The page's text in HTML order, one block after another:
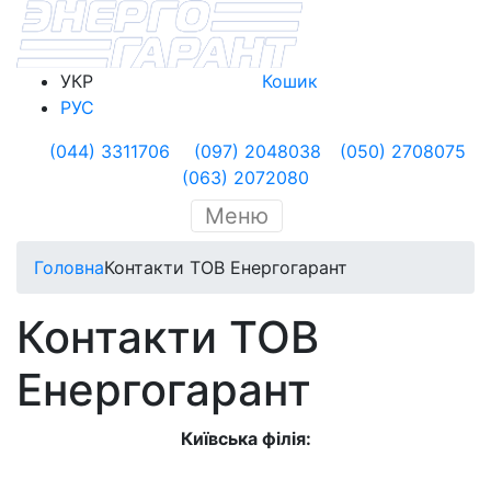
УКР
РУС
Кошик
(044) 3311706 (097) 2048038
(050) 2708075
(063) 2072080
Меню
ГоловнаКонтакти ТОВ Енергогарант
Контакти ТОВ
Енергогарант
Київська філія: